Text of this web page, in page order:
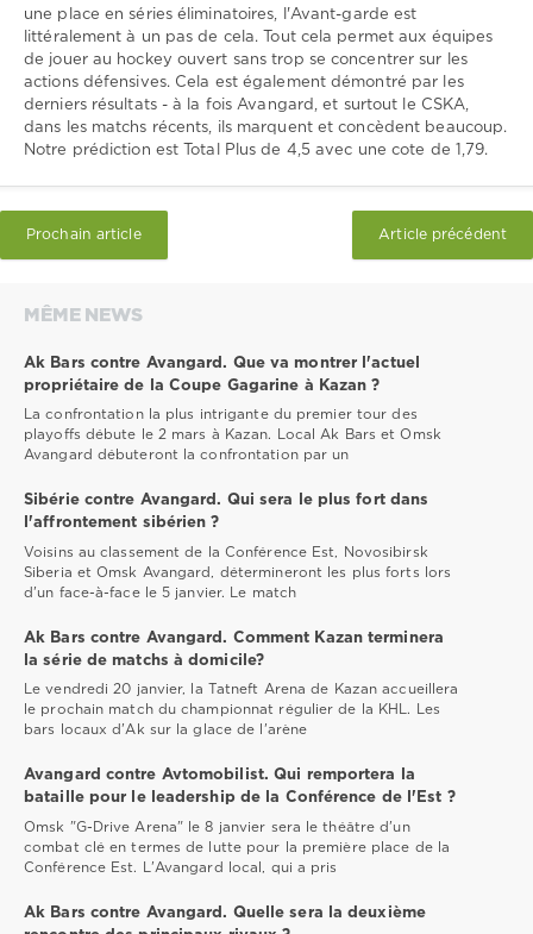
une place en séries éliminatoires, l'Avant-garde est
littéralement à un pas de cela. Tout cela permet aux équipes
de jouer au hockey ouvert sans trop se concentrer sur les
actions défensives. Cela est également démontré par les
derniers résultats - à la fois Avangard, et surtout le CSKA,
dans les matchs récents, ils marquent et concèdent beaucoup.
Notre prédiction est Total Plus de 4,5 avec une cote de 1,79.
Prochain article Article précédent
MÊME NEWS
Ak Bars contre Avangard. Que va montrer l'actuel
propriétaire de la Coupe Gagarine à Kazan ?
La confrontation la plus intrigante du premier tour des
playoffs débute le 2 mars à Kazan. Local Ak Bars et Omsk
Avangard débuteront la confrontation par un
Sibérie contre Avangard. Qui sera le plus fort dans
l'affrontement sibérien ?
Voisins au classement de la Conférence Est, Novosibirsk
Siberia et Omsk Avangard, détermineront les plus forts lors
d'un face-à-face le 5 janvier. Le match
Ak Bars contre Avangard. Comment Kazan terminera
la série de matchs à domicile?
Le vendredi 20 janvier, la Tatneft Arena de Kazan accueillera
le prochain match du championnat régulier de la KHL. Les
bars locaux d'Ak sur la glace de l'arène
Avangard contre Avtomobilist. Qui remportera la
bataille pour le leadership de la Conférence de l'Est ?
Omsk "G-Drive Arena" le 8 janvier sera le théâtre d'un
combat clé en termes de lutte pour la première place de la
Conférence Est. L'Avangard local, qui a pris
Ak Bars contre Avangard. Quelle sera la deuxième